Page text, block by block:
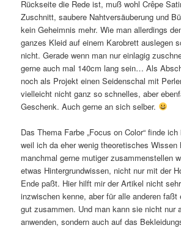
Rückseite die Rede ist, muß wohl Crêpe
Zuschnitt, saubere Nahtversäuberung und
kein Geheimnis mehr. Wie man allerdings
ganzes Kleid auf einem Karobrett auslegen
nicht. Gerade wenn man nur einlagig
gerne auch mal 140cm lang sein… Als
noch als Projekt einen Seidenschal mit
vielleicht nicht ganz so schnelles, aber
Geschenk. Auch gerne an sich selber.
Das Thema Farbe „Focus on Color“ finde
weil ich da eher wenig theoretisches Wissen
manchmal gerne mutiger zusammenstellen
etwas Hintergrundwissen, nicht nur mit der
Ende paßt. Hier hilft mir der Artikel nicht
inzwischen kenne, aber für alle anderen faßt
gut zusammen. Und man kann sie nicht nur
anwenden, sondern auch auf das